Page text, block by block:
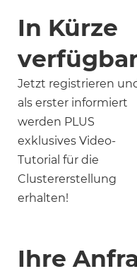
In Kürze
Jetzt registrieren
als erster informiert
werden PLUS
exklusives Video-
Tutorial für die
Clustererstellung
erhalten!
Ihre